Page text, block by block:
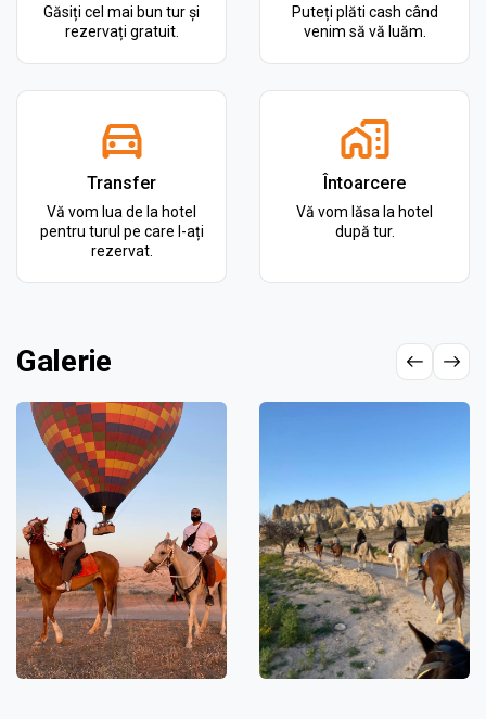
Găsiți cel mai bun tur și
rezervați gratuit.
Puteți plăti cash când
venim să vă luăm.
Transfer
Vă vom lua de la hotel
pentru turul pe care l-ați
rezervat.
Întoarcere
Vă vom lăsa la hotel
după tur.
Galerie